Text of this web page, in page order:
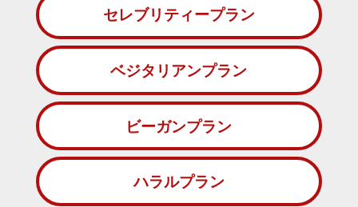
セレブリティープラン
ベジタリアンプラン
ビーガンプラン
ハラルプラン